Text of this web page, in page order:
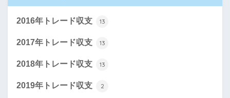
2016年トレード収支 13
2017年トレード収支 13
2018年トレード収支 13
2019年トレード収支 2